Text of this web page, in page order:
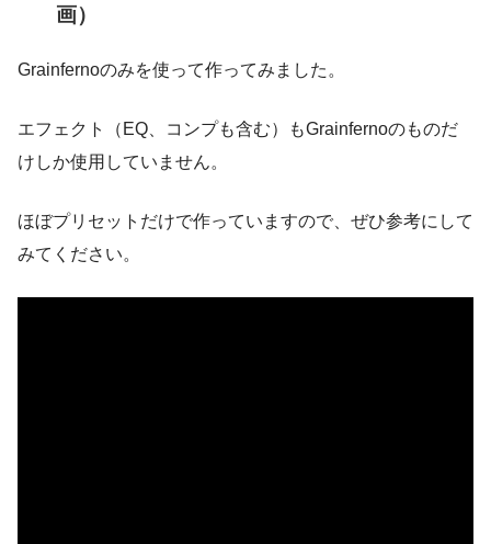
画）
Grainfernoのみを使って作ってみました。
エフェクト（EQ、コンプも含む）もGrainfernoのものだ
けしか使用していません。
ほぼプリセットだけで作っていますので、ぜひ参考にして
みてください。